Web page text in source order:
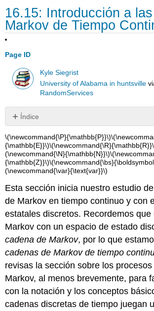
16.15: Introducción a
Markov de Tiempo
Page ID
Kyle Siegrist
University of Alabama in huntsville
RandomServices
Índice
La
propiedad
de
Markov
La
propiedad
fuerte
de
Markov
Tiempos
retención
y
la
cadena
de
salto
\(\newcommand{\P}{\mathbb{P}}\)
{\mathbb{E}}\)
(\newcommand{\N}{\mathbb{N}}\)
{\mathbb{Z}}\)
(\newcommand{\var}{\text{var}}\)
Esta sección inicia nuestro estudio
de Markov en tiempo continuo y con
estatales discretos. Recordemos
Markov con un espacio de estado
cadena de Markov, por lo que
cadenas de Markov de tiempo
revisas la sección sobre los
Markov, al menos brevemente, para
con la notación y los conceptos
cadenas discretas de tiempo juegan